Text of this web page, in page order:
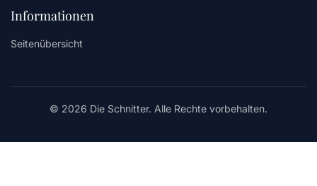
Informationen
Seitenübersicht
© 2026 Die Schnitter. Alle Rechte vorbehalten.